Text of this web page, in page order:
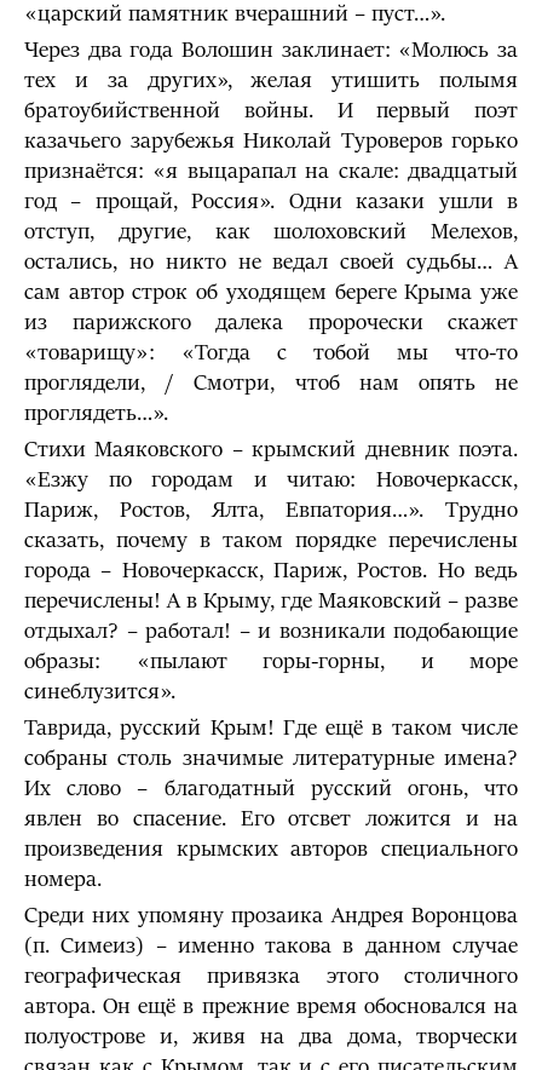
«царский памятник вчерашний – пуст…».
Через два года Волошин заклинает: «Молюсь за
тех и за других», желая утишить полымя
братоубийственной войны. И первый поэт
казачьего зарубежья Николай Туроверов горько
признаётся: «я выцарапал на скале: двадцатый
год – прощай, Россия». Одни казаки ушли в
отступ, другие, как шолоховский Мелехов,
остались, но никто не ведал своей судьбы… А
сам автор строк об уходящем береге Крыма уже
из парижского далека пророчески скажет
«товарищу»: «Тогда с тобой мы что-то
проглядели, / Смотри, чтоб нам опять не
проглядеть…».
Стихи Маяковского – крымский дневник поэта.
«Езжу по городам и читаю: Новочеркасск,
Париж, Ростов, Ялта, Евпатория…». Трудно
сказать, почему в таком порядке перечислены
города – Новочеркасск, Париж, Ростов. Но ведь
перечислены! А в Крыму, где Маяковский – разве
отдыхал? – работал! – и возникали подобающие
образы: «пылают горы-горны, и море
синеблузится».
Таврида, русский Крым! Где ещё в таком числе
собраны столь значимые литературные имена?
Их слово – благодатный русский огонь, что
явлен во спасение. Его отсвет ложится и на
произведения крымских авторов специального
номера.
Среди них упомяну прозаика Андрея Воронцова
(п. Симеиз) – именно такова в данном случае
географическая привязка этого столичного
автора. Он ещё в прежние время обосновался на
полуострове и, живя на два дома, творчески